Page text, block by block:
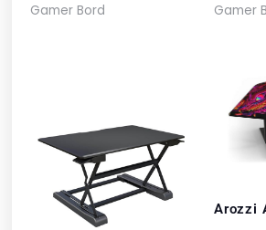
Gamer Bord Gamer
Arozzi